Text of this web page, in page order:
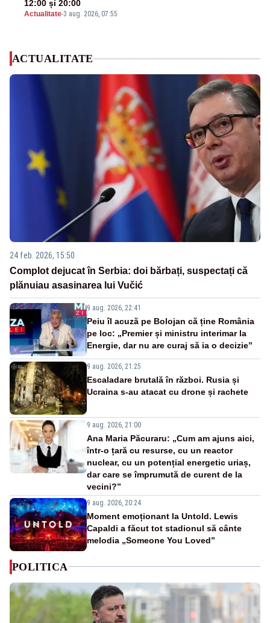
Actualitate-3 aug. 2026, 07:55
12:00 și 20:00
ACTUALITATE
24 feb. 2026, 15:50
Complot dejucat în Serbia: doi bărbați, suspectați că
plănuiau asasinarea lui Vučić
9 aug. 2026, 22:41
Peiu îl acuză pe Bolojan că ține România
pe loc: „Premier și ministru interimar la
Energie, dar nu are curaj să ia o decizie”
9 aug. 2026, 21:25
Escaladare brutală în război. Rusia și
Ucraina s-au atacat cu drone și rachete
9 aug. 2026, 21:00
Ana Maria Păcuraru: „Cum am ajuns aici,
într-o țară cu resurse, cu un reactor
nuclear, cu un potențial energetic uriaș,
dar care se împrumută de curent de la
vecini?”
9 aug. 2026, 20:24
Moment emoționant la Untold. Lewis
Capaldi a făcut tot stadionul să cânte
melodia „Someone You Loved”
POLITICA